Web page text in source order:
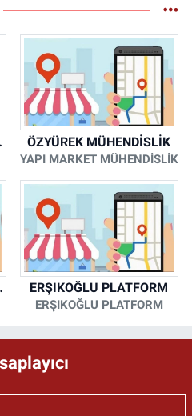
ÖZYÜREK MÜHENDİSLİK
YAPI MARKET MÜHENDİSLİK
ERŞIKOĞLU PLATFORM
ERŞIKOĞLU PLATFORM